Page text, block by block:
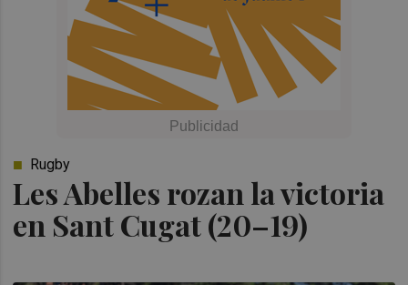
Les Abelles rozan la victoria
en Sant Cugat (20–19)
Rugby